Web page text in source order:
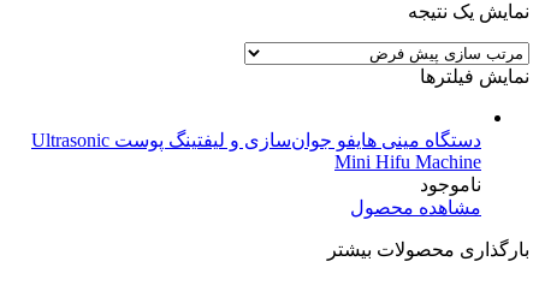
نمایش یک نتیجه
نمایش فیلترها
دستگاه مینی هایفو جوان‌سازی و لیفتینگ پوست Ultrasonic
Mini Hifu Machine
ناموجود
مشاهده محصول
بارگذاری محصولات بیشتر